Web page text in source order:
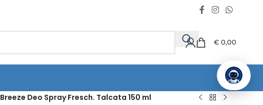
€ 0,00
Breeze Deo Spray Fresch. Talcata 150 ml